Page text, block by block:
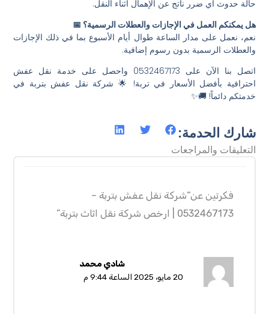
حالة حدوث أي ضرر ناتج عن الإهمال أثناء النقل.
هل يمكنكم العمل في الإجازات والعطلات الرسمية؟ 📅
نعم، نعمل على مدار الساعة طوال أيام الأسبوع بما في ذلك الإجازات
والعطلات الرسمية بدون رسوم إضافية.
اتصل بنا الآن على 0532467173 واحصل على خدمة نقل عفش
احترافية بأفضل الأسعار في تربة! 🌟 شركة نقل عفش بتربة في
خدمتكم دائماً! 🚚✨
شارك الحدمة:
التعليقات والمراجعات
فكرتين عن“شركة نقل عفش بتربة –
0532467173 | ارخص شركة نقل اثاث بتربة”
شادي محمد
20 مايو، 2025 الساعة 9:44 م